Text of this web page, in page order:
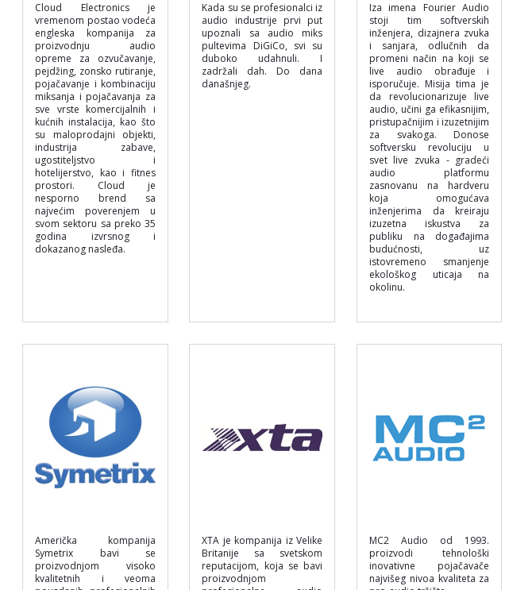
Cloud Electronics je
vremenom postao vodeća
engleska kompanija za
proizvodnju audio
opreme za ozvučavanje,
pejdžing, zonsko rutiranje,
pojačavanje i kombinaciju
miksanja i pojačavanja za
sve vrste komercijalnih i
kućnih instalacija, kao što
su maloprodajni objekti,
industrija zabave,
ugostiteljstvo i
hotelijerstvo, kao i fitnes
prostori. Cloud je
nesporno brend sa
najvećim poverenjem u
svom sektoru sa preko 35
godina izvrsnog i
dokazanog nasleđa.
Kada su se profesionalci iz
audio industrije prvi put
upoznali sa audio miks
pultevima DiGiCo, svi su
duboko udahnuli. I
zadržali dah. Do dana
današnjeg.
Iza imena Fourier Audio
stoji tim softverskih
inženjera, dizajnera zvuka
i sanjara, odlučnih da
promeni način na koji se
live audio obrađuje i
isporučuje. Misija tima je
da revolucionarizuje live
audio, učini ga efikasnijim,
pristupačnijim i izuzetnijim
za svakoga. Donose
softversku revoluciju u
svet live zvuka - gradeći
audio platformu
zasnovanu na hardveru
koja omogućava
inženjerima da kreiraju
izuzetna iskustva za
publiku na događajima
budućnosti, uz
istovremeno smanjenje
ekološkog uticaja na
okolinu.
Američka kompanija
Symetrix bavi se
proizvodnjom visoko
kvalitetnih i veoma
XTA je kompanija iz Velike
Britanije sa svetskom
reputacijom, koja se bavi
proizvodnjom
MC2 Audio od 1993.
proizvodi tehnološki
inovativne pojačavače
najvišeg nivoa kvaliteta za